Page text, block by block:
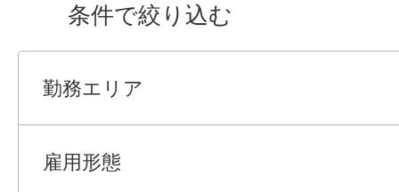
条件で絞り込む
勤務エリア
雇用形態